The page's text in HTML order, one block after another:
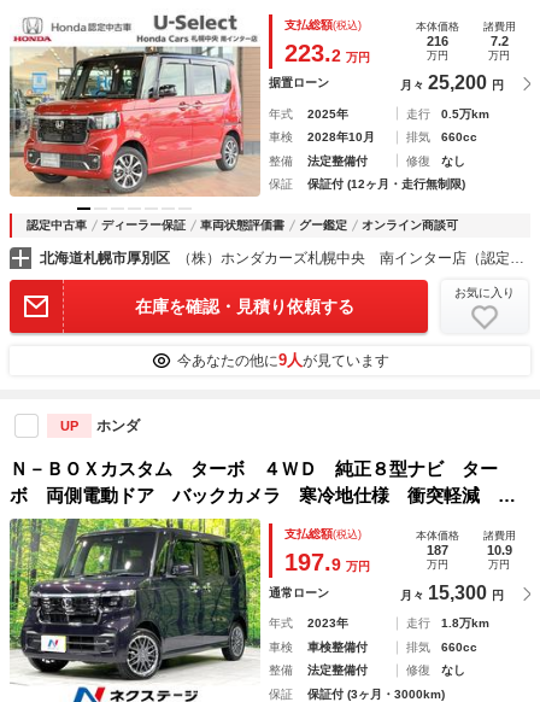
車・保証付｜メンテナンス・鑑定済｜ホンダセンシング／８イ
ンチナビ／両側パワースライドドア／前ドライブレコーダー／
夏冬タイヤ
支払総額(税込)
223.2 万円
本体価格
216
万円
諸費用
7.2
万円
据置ローン 月々 25,200 円
年式 2025年 走行
0.5万km
車検
2028年10月 排気
660cc
整備
法定整備付 修復
なし
保証
保証付 (12ヶ月・走行無制限)
認定中古車 ディーラー保証 車両状態評価書 グー鑑定 オンライン商談可
北海道札幌市厚別区 （株）ホンダカーズ札幌中央 南インター店（認定中古車取扱店）
在庫を確認・見積り依頼する
お気に入り
今あなたの他に9人が見ています
UP ホンダ
Ｎ－ＢＯＸカスタム ターボ ４ＷＤ 純正８型ナビ ター
ボ 両側電動ドア バックカメラ 寒冷地仕様 衝突軽減 禁
煙車 ドラレコ コーナーセンサー パドルシフト ＬＥＤヘ
ッド 純正１５インチアルミ オートハイビーム 車線逸脱警
報
支払総額(税込)
197.9 万円
本体価格
187
万円
諸費用
10.9
万円
通常ローン 月々 15,300 円
年式 2023年 走行
1.8万km
車検
車検整備付 排気
660cc
整備
法定整備付 修復
なし
保証
保証付 (3ヶ月・3000km)